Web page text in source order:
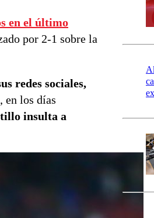
en el último
por 2-1 sobre la
redes sociales,
en los días
insulta a